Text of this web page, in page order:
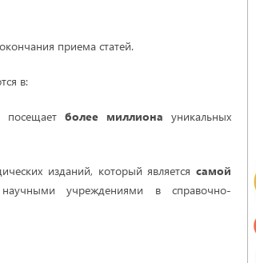
приема статей.
в:
посещаетболее миллиона уникальных
изданий, который являетсясамой
учреждениями в справочно-